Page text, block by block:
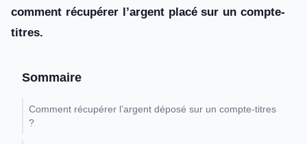
comment récupérer l’argent placé sur un compte-
titres.
Sommaire
Comment récupérer l’argent déposé sur un compte-titres
?